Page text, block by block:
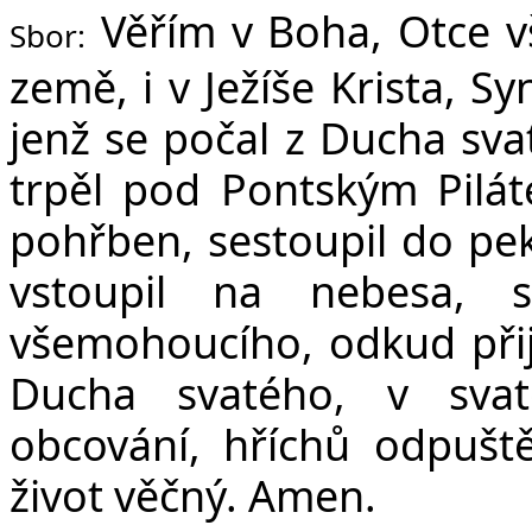
Sbor: Věřím v Boha, Otce
země, i v Ježíše Krista,
jenž se počal z Ducha
trpěl pod Pontským
pohřben, sestoupil do
vstoupil na nebesa,
všemohoucího, odkud
Ducha svatého, v
obcování, hříchů
život věčný. Amen.